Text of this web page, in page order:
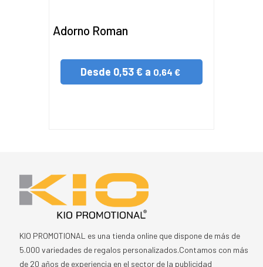
Adorno Roman
Desde 0,53 € a 0,64 €
KIO PROMOTIONAL es una tienda online que dispone de más de
5.000 variedades de regalos personalizados.Contamos con más
de 20 años de experiencia en el sector de la publicidad